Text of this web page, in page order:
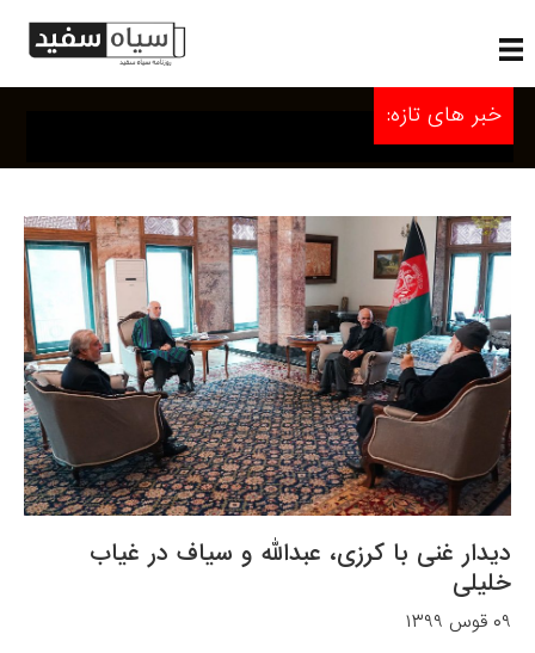
خبر های تازه:
دیدار غنی با کرزی، عبدالله و سیاف در غیاب
خلیلی
۰۹ قوس ۱۳۹۹